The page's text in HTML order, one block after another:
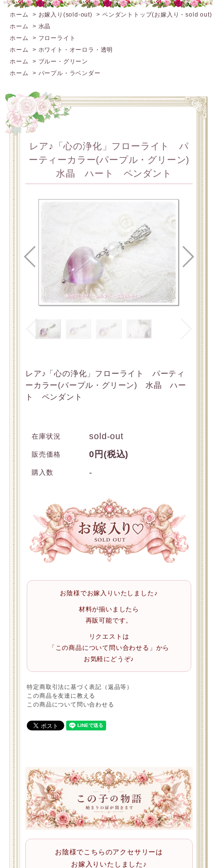
ホーム > お嫁入り(sold-out) >ペンダントトップ(お嫁入り・sold out)
ホーム
> 水晶
ホーム
> フローライト
ホーム
> ホワイト・オーロラ・透明
ホーム
> ブルー・グリーン
ホーム
> パープル・ラベンダー
レア♪「心の浄化」フローライト パ
ーティーカラー(パープル・グリーン)
水晶 ハート ペンダント
レア♪「心の浄化」フローライト パーティ
ーカラー(パープル・グリーン) 水晶 ハー
ト ペンダント
在庫状況 sold-out
販売価格 0円(税込)
購入数 -
お陰様でお嫁入りいたしました♪
材料が揃いましたら
再販可能です。
リクエストは
「この商品について問い合わせる」から
お気軽にどうぞ♪
特定商取引法に基づく表記（返品等）
この商品を友達に教える
この商品について問い合わせる
お陰様でこちらのアクセサリーは
お嫁入りいたしました♪